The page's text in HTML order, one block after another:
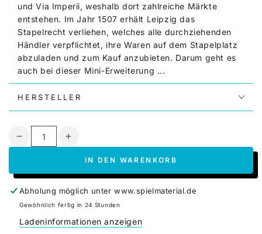
und Via Imperii, weshalb dort zahlreiche Märkte
entstehen. Im Jahr 1507 erhält Leipzig das
Stapelrecht verliehen, welches alle durchziehenden
Händler verpflichtet, ihre Waren auf dem Stapelplatz
abzuladen und zum Kauf anzubieten. Darum geht es
auch bei dieser Mini-Erweiterung ...
HERSTELLER
Anzahl
Verringere
für
Carcassonne
-
Märkte
Erhöhe
Menge
für
Carcassonne
-
Märkte
IN DEN WARENKORB
Abholung möglich unterwww.spielmaterial.de
Gewöhnlich fertig in 24 Stunden
Ladeninformationen anzeigen